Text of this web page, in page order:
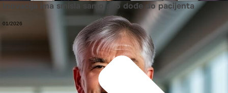
Inovacija ima smisla samo ako dođe do pacijenta
01/2026